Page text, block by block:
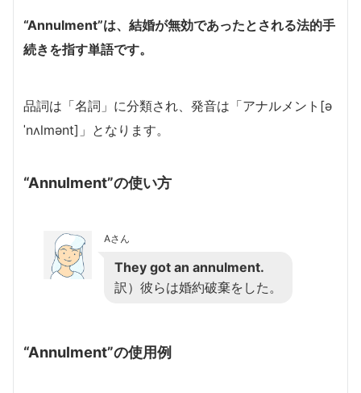
“Annulment”は、結婚が無効であったとされる法的手
続きを指す単語です。
品詞は「名詞」に分類され、発音は「アナルメント[ə
ˈnʌlmənt]」となります。
“Annulment”の使い方
Aさん
They got an annulment.
訳）彼らは婚約破棄をした。
“Annulment”の使用例